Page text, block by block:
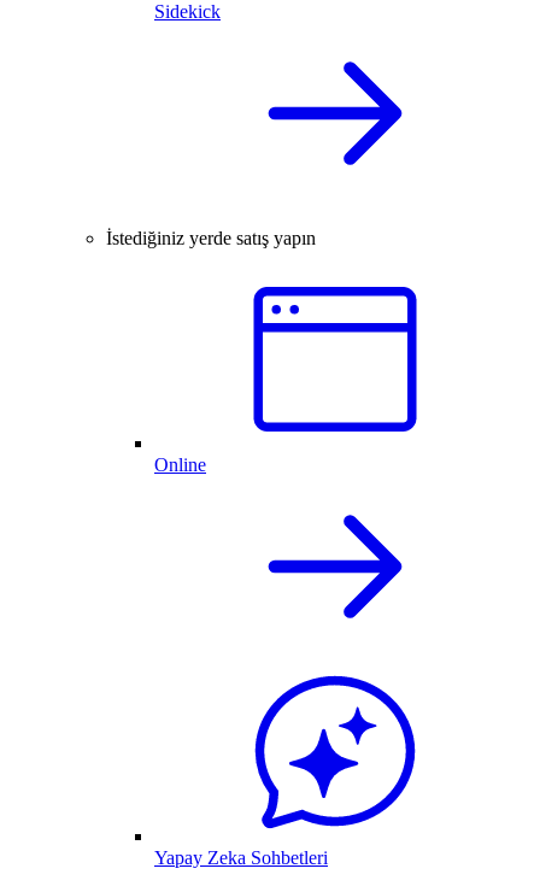
Sidekick
İstediğiniz yerde satış yapın
Online
Yapay Zeka Sohbetleri